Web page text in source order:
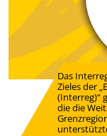
Das
Zieles der
(Interreg)“
die die